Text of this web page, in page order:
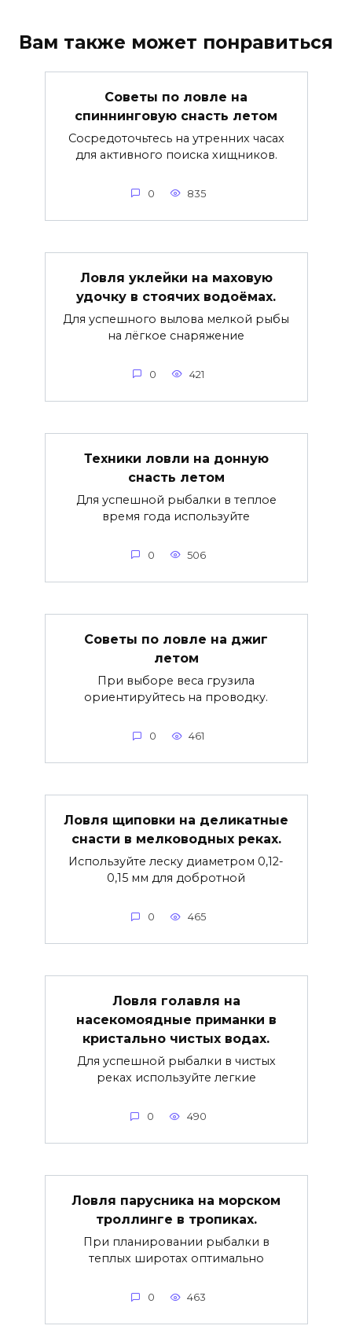
Вам также может понравиться
Советы по ловле на
спиннинговую снасть летом
Сосредоточьтесь на утренних часах
для активного поиска хищников.
0 835
Ловля уклейки на маховую
удочку в стоячих водоёмах.
Для успешного вылова мелкой рыбы
на лёгкое снаряжение
0 421
Техники ловли на донную
снасть летом
Для успешной рыбалки в теплое
время года используйте
0 506
Советы по ловле на джиг
летом
При выборе веса грузила
ориентируйтесь на проводку.
0 461
Ловля щиповки на деликатные
снасти в мелководных реках.
Используйте леску диаметром 0,12-
0,15 мм для добротной
0 465
Ловля голавля на
насекомоядные приманки в
кристально чистых водах.
Для успешной рыбалки в чистых
реках используйте легкие
0 490
Ловля парусника на морском
троллинге в тропиках.
При планировании рыбалки в
теплых широтах оптимально
0 463